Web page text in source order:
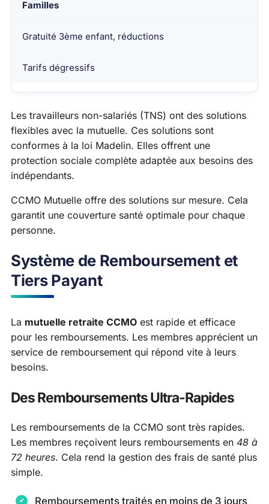
Familles
Gratuité 3ème enfant, réductions
Tarifs dégressifs
Les travailleurs non-salariés (TNS) ont des solutions
flexibles avec la mutuelle. Ces solutions sont
conformes à la loi Madelin. Elles offrent une
protection sociale complète adaptée aux besoins des
indépendants.
CCMO Mutuelle offre des solutions sur mesure. Cela
garantit une couverture santé optimale pour chaque
personne.
Système de Remboursement et
Tiers Payant
La mutuelle retraite CCMO est rapide et efficace
pour les remboursements. Les membres apprécient un
service de remboursement qui répond vite à leurs
besoins.
Des Remboursements Ultra-Rapides
Les remboursements de la CCMO sont très rapides.
Les membres reçoivent leurs remboursements en 48 à
72 heures. Cela rend la gestion des frais de santé plus
simple.
Remboursements traités en moins de 3 jours